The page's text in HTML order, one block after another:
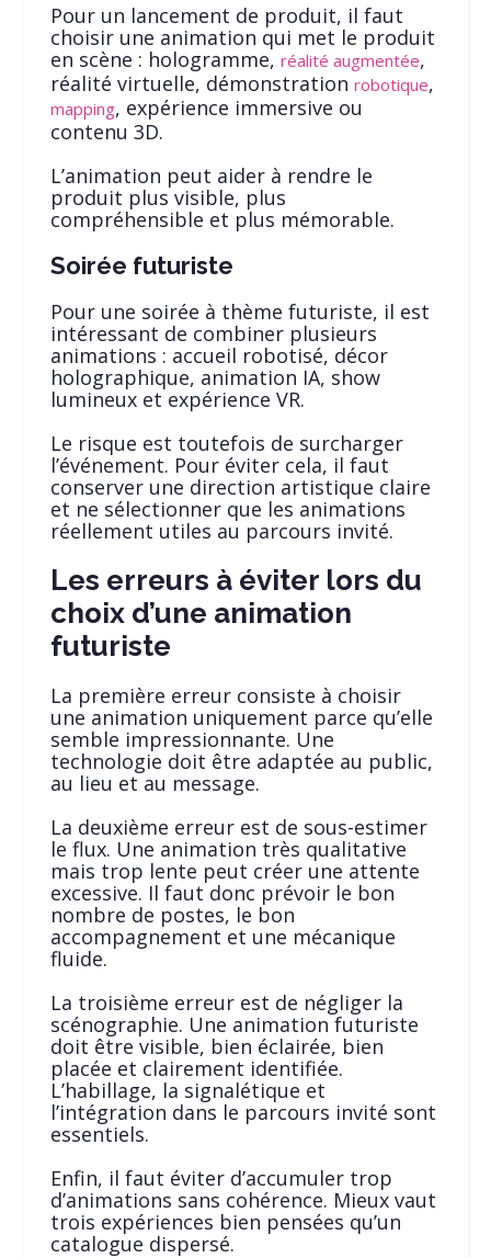
Pour un lancement de produit, il faut
choisir une animation qui met le produit
en scène : hologramme, réalité augmentée,
réalité virtuelle, démonstration robotique,
mapping, expérience immersive ou
contenu 3D.
L’animation peut aider à rendre le
produit plus visible, plus
compréhensible et plus mémorable.
Soirée futuriste
Pour une soirée à thème futuriste, il est
intéressant de combiner plusieurs
animations : accueil robotisé, décor
holographique, animation IA, show
lumineux et expérience VR.
Le risque est toutefois de surcharger
l’événement. Pour éviter cela, il faut
conserver une direction artistique claire
et ne sélectionner que les animations
réellement utiles au parcours invité.
Les erreurs à éviter lors du
choix d’une animation
futuriste
La première erreur consiste à choisir
une animation uniquement parce qu’elle
semble impressionnante. Une
technologie doit être adaptée au public,
au lieu et au message.
La deuxième erreur est de sous-estimer
le flux. Une animation très qualitative
mais trop lente peut créer une attente
excessive. Il faut donc prévoir le bon
nombre de postes, le bon
accompagnement et une mécanique
fluide.
La troisième erreur est de négliger la
scénographie. Une animation futuriste
doit être visible, bien éclairée, bien
placée et clairement identifiée.
L’habillage, la signalétique et
l’intégration dans le parcours invité sont
essentiels.
Enfin, il faut éviter d’accumuler trop
d’animations sans cohérence. Mieux vaut
trois expériences bien pensées qu’un
catalogue dispersé.